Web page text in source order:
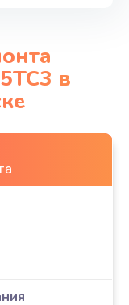
в